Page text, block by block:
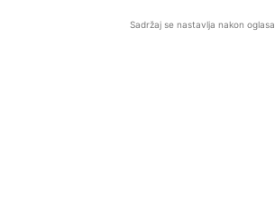
Sadržaj se nastavlja nakon oglasa